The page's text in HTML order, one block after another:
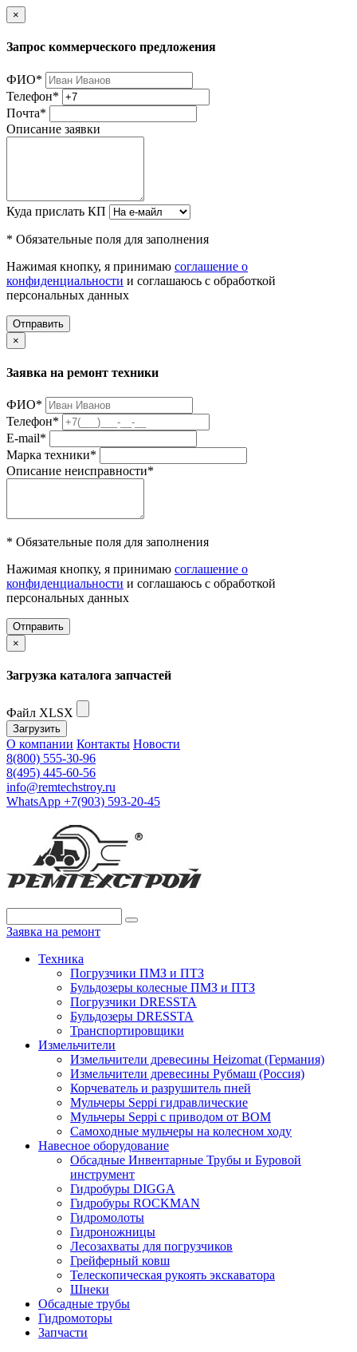
×
Запрос коммерческого предложения
ФИО*
Телефон*
Почта*
Описание заявки
Куда прислать КП
* Обязательные поля для заполнения
Нажимая кнопку, я принимаю соглашение о
конфиденциальности и соглашаюсь с обработкой
персональных данных
Отправить
×
Заявка на ремонт техники
ФИО*
Телефон*
E-mail*
Марка техники*
Описание неисправности*
* Обязательные поля для заполнения
Нажимая кнопку, я принимаю соглашение о
конфиденциальности и соглашаюсь с обработкой
персональных данных
Отправить
×
Загрузка каталога запчастей
Файл XLSX
Загрузить
О компании Контакты Новости
8(800) 555-30-96
8(495) 445-60-56
info@remtechstroy.ru
WhatsApp +7(903) 593-20-45
Заявка на ремонт
Техника
Погрузчики ПМЗ и ПТЗ
Бульдозеры колесные ПМЗ и ПТЗ
Погрузчики DRESSTA
Бульдозеры DRESSTA
Транспортировщики
Измельчители
Измельчители древесины Heizomat (Германия)
Измельчители древесины Рубмаш (Россия)
Корчеватель и разрушитель пней
Мульчеры Seppi гидравлические
Мульчеры Seppi с приводом от ВОМ
Самоходные мульчеры на колесном ходу
Навесное оборудование
Обсадные Инвентарные Трубы и Буровой
инструмент
Гидробуры DIGGA
Гидробуры ROCKMAN
Гидромолоты
Гидроножницы
Лесозахваты для погрузчиков
Грейферный ковш
Телескопическая рукоять экскаватора
Шнеки
Обсадные трубы
Гидромоторы
Запчасти